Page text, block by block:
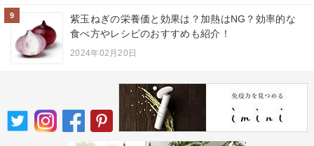
9
紫玉ねぎの栄養価と効果は？加熱はNG？効率的な
食べ方やレシピのおすすめも紹介！
2024年02月20日